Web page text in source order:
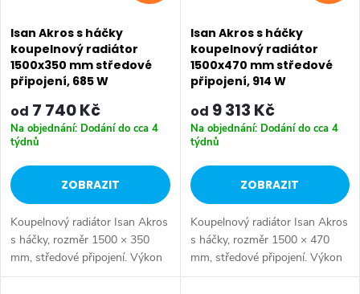
p
r
o
d
u
k
t
ů
p
r
o
d
u
k
t
Isan Akros s háčky
koupelnový radiátor
1500x350 mm středové
připojení, 685 W
od 7 740 Kč
Na objednání: Dodání do cca 4
týdnů
ZOBRAZIT
Koupelnový radiátor Isan Akros
s háčky, rozměr 1500 × 350
mm, středové připojení. Výkon
685 W, ocelová konstrukce.
Isan Akros s háčky
koupelnový radiátor
1500x470 mm středové
připojení, 914 W
od 9 313 Kč
Na objednání: Dodání do cca 4
týdnů
ZOBRAZIT
Koupelnový radiátor Isan Akros
s háčky, rozměr 1500 × 470
mm, středové připojení. Výkon
914 W, ocelová konstrukce.